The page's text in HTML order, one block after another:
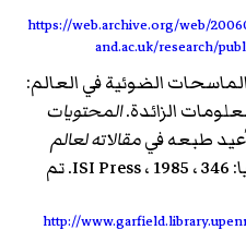
https://web.archive.org/web/
and.ac.uk/research/
(1984). تتحد الماسحات الضوئية في العالم:
الزائدة.المحتويات
مقالاته لعالم
، 1984. فيلادلفيا: ISI Press ، 1985 ، 346. تم
http://